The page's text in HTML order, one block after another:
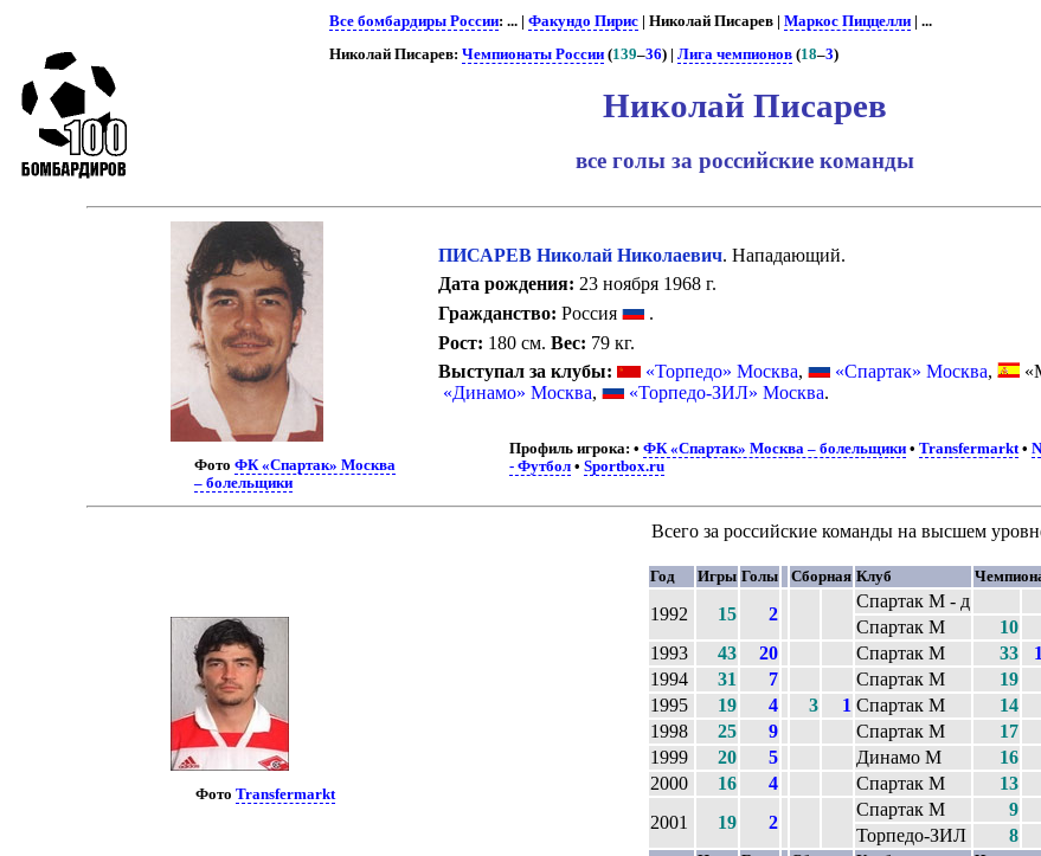
Все бомбардиры России: ... | Факундо Пирис| Николай Писарев | Маркос Пиццелли| ...
Николай Писарев: Чемпионаты России(139–36) | Лига чемпионов(18–3)
Николай Писарев
все голы за российские команды
Фото ФК «Спартак» Москва
– болельщики
ПИСАРЕВ Николай Николаевич. Нападающий.
Дата рождения: 23 ноября 1968 г.
Гражданство: Россия
.
Рост: 180 см. Вес: 79 кг.
Выступал за клубы:
«Торпедо» Москва, «Спартак» Москва,
«Динамо» Москва, «Торпедо-ЗИЛ» Москва.
Профиль игрока: • ФК «Спартак» Москва – болельщики• Transfermarkt•
- Футбол• Sportbox.ru
ФотоTransfermarkt
Всего за российские команды на высшем
Год Игры Голы Сборная Клуб
1992 15 2
Спартак М - д
Спартак М
10
1993
43 20 Спартак М 33
1994
31 7 Спартак М 19
1995
19 4 3 1 Спартак М 14
1998
25 9 Спартак М 17
1999
20 5 Динамо М 16
2000
16 4 Спартак М 13
2001
19 2
Спартак М 9
Торпедо-ЗИЛ
8